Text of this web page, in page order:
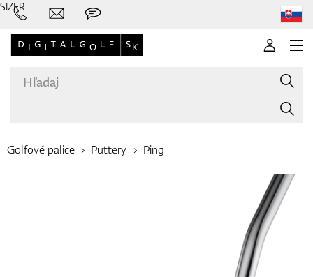
Golfové palice Puttery Ping
SIZER